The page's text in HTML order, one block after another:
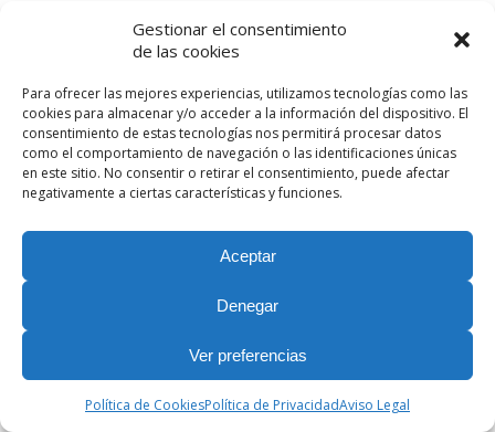
Gestionar el consentimiento
de las cookies
Para ofrecer las mejores experiencias, utilizamos tecnologías como las
cookies para almacenar y/o acceder a la información del dispositivo. El
consentimiento de estas tecnologías nos permitirá procesar datos
como el comportamiento de navegación o las identificaciones únicas
en este sitio. No consentir o retirar el consentimiento, puede afectar
negativamente a ciertas características y funciones.
Aceptar
Denegar
Ver preferencias
Política de CookiesPolítica de PrivacidadAviso Legal
Volver arriba
Móvil Escritorio
Nuestras Redes Sociales